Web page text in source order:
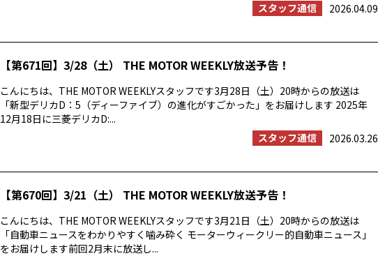
スタッフ通信
2026.04.09
【第671回】3/28（土） THE MOTOR WEEKLY放送予告！
こんにちは、THE MOTOR WEEKLYスタッフです3月28日（土）20時からの放送は
「新型デリカD：5（ディーファイブ）の進化がすごかった」をお届けします 2025年
12月18日に三菱デリカD:...
スタッフ通信
2026.03.26
【第670回】3/21（土） THE MOTOR WEEKLY放送予告！
こんにちは、THE MOTOR WEEKLYスタッフです3月21日（土）20時からの放送は
「自動車ニュースをわかりやすく噛み砕く モーターウィークリー的自動車ニュース」
をお届けします前回2月末に放送し...